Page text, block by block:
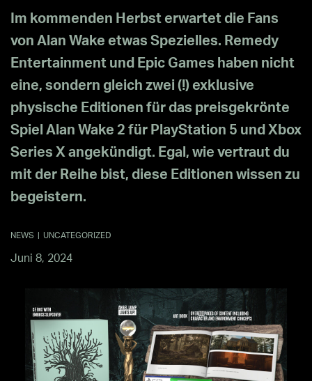
Im kommenden Herbst erwartet die Fans
von Alan Wake etwas Spezielles. Remedy
Entertainment und Epic Games haben nicht
eine, sondern gleich zwei (!) exklusive
physische Editionen für das preisgekrönte
Spiel Alan Wake 2 für PlayStation 5 und Xbox
Series X angekündigt. Egal, wie vertraut du
mit der Reihe bist, diese Editionen wissen zu
begeistern.
NEWS UNCATEGORIZED
Juni 8, 2024